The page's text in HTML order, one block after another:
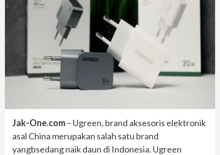
Jak-One.com– Ugreen, brand aksesoris elektronik
asal China merupakan salah satu brand
yangbsedang naik daun di Indonesia. Ugreen